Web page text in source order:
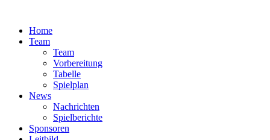
springenHome
Team
Team
Vorbereitung
Tabelle
Spielplan
News
Nachrichten
Spielberichte
Sponsoren